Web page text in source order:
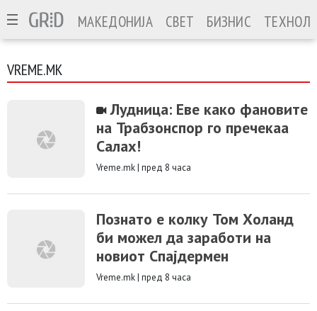
МАКЕДОНИЈА СВЕТ БИЗНИС
VREME.MK
Лудница: Еве како фановите
на Трабзонспор го пречекаа
Салах!
Vreme.mk| пред 8 часа
Познато е колку Том Холанд
би можел да заработи на
новиот Спајдермен
Vreme.mk| пред 8 часа